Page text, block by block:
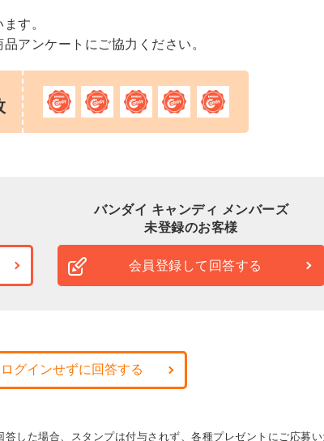
す。
アンケートにご協力ください。
バンダイ キャンディ メンバーズ
未登録のお客様
会員登録して回答する
グインせずに回答する
した場合、スタンプは付与されず、各種プレゼントにご応募い